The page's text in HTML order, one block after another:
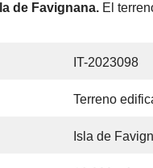
de Favignana. El
IT-2023098
Terreno
Isla de